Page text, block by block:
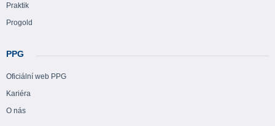
Praktik
Progold
PPG
Oficiální web PPG
Kariéra
O nás